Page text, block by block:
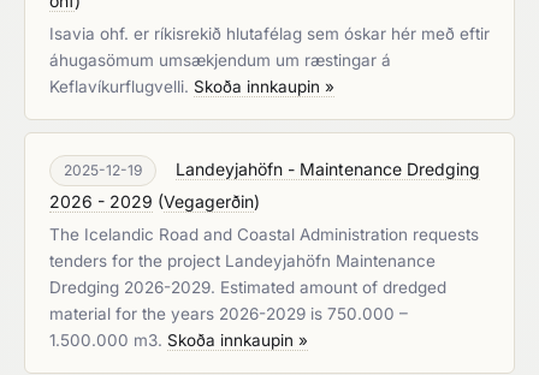
Isavia ohf. er ríkisrekið hlutafélag sem óskar hér með eftir
áhugasömum umsækjendum um ræstingar á
Keflavíkurflugvelli. Skoða innkaupin »
2025-12-19
Landeyjahöfn - Maintenance Dredging
2026 - 2029 (Vegagerðin)
The Icelandic Road and Coastal Administration requests
tenders for the project Landeyjahöfn Maintenance
Dredging 2026-2029. Estimated amount of dredged
material for the years 2026-2029 is 750.000 –
1.500.000 m3. Skoða innkaupin »